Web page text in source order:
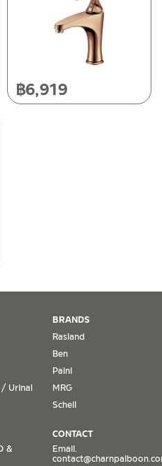
฿6,919
/ Urinal
BRANDS
Rasland
Ben
Paini
MRG
Schell
&
CONTACT
Email.